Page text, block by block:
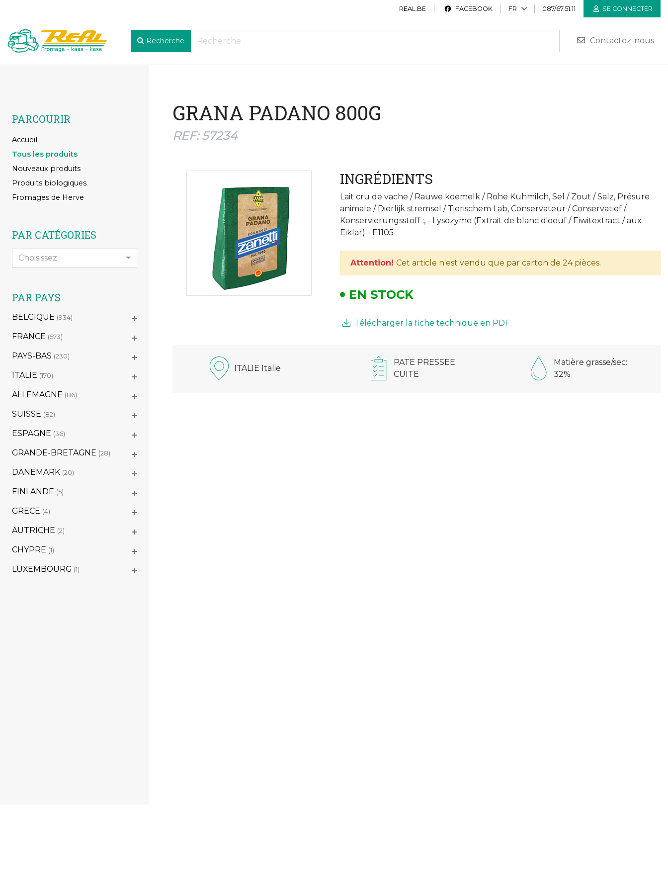
REAL.BE FACEBOOK FR 087/67.51.11 SE CONNECTER
Recherche Contactez-nous
PARCOURIR
Accueil
Tous les produits
Nouveaux produits
Produits biologiques
Fromages de Herve
PAR CATÉGORIES
Choisissez
PAR PAYS
BELGIQUE (934)
FRANCE (573)
PAYS-BAS (230)
ITALIE (170)
ALLEMAGNE (86)
SUISSE (82)
ESPAGNE (36)
GRANDE-BRETAGNE (28)
DANEMARK (20)
FINLANDE (5)
GRECE (4)
AUTRICHE (2)
CHYPRE (1)
LUXEMBOURG (1)
GRANA PADANO 800G
REF: 57234
INGRÉDIENTS
Lait cru de vache / Rauwe koemelk / Rohe Kuhmilch, Sel / Zout / Salz, Présure
animale / Dierlijk stremsel / Tierischem Lab, Conservateur / Conservatief /
Konservierungsstoff :, - Lysozyme (Extrait de blanc d'oeuf / Eiwitextract / aux
Eiklar) - E1105
Attention!Cet article n'est vendu que par carton de 24 pièces.
EN STOCK
Télécharger la fiche technique en PDF
ITALIE Italie
PATE PRESSEE
CUITE
Matière grasse/sec:
32%